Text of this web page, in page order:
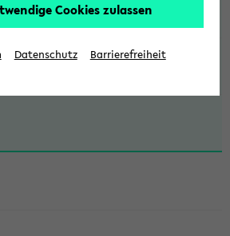
Cookies zulassen
Datenschutz Barrierefreiheit